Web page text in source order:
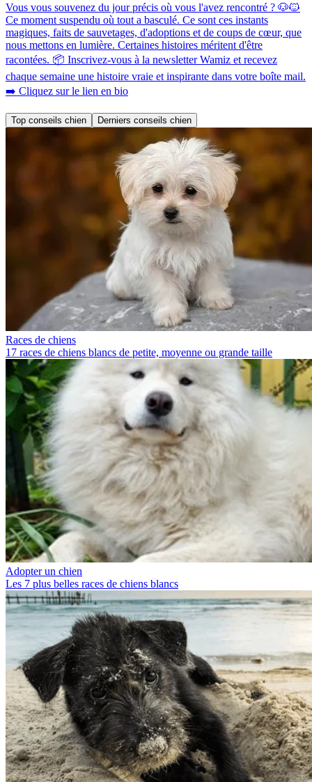
Vous vous souvenez du jour précis où vous l'avez rencontré ? 🐶🐱
Ce moment suspendu où tout a basculé. Ce sont ces instants
magiques, faits de sauvetages, d'adoptions et de coups de cœur, que
nous mettons en lumière. Certaines histoires méritent d'être
racontées. 📦 Inscrivez-vous à la newsletter Wamiz et recevez
chaque semaine une histoire vraie et inspirante dans votre boîte mail.
➡️ Cliquez sur le lien en bio
Top conseils chien Derniers conseils chien
Races de chiens
17 races de chiens blancs de petite, moyenne ou grande taille
Adopter un chien
Les 7 plus belles races de chiens blancs